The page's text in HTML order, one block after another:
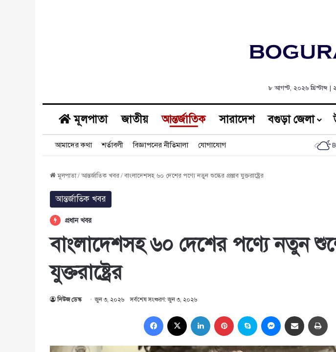
৮ আগস্ট, ২০২৬ খ্রিস্টাব্দ |
মূলপাতা জাতীয় আন্তর্জাতিক সারাদেশ বগুড়া জেলা
আমাদের কথা শর্তাবলী বিজ্ঞাপনের নীতিমালা যোগাযোগ
মূলপাতা/আন্তর্জাতিক খবর/বাংলাদেশসহ ৬০ দেশের পণ্যে নতুন শুল্কের প্রস্তাব যুক্তরাষ্ট্রের
আন্তর্জাতিক খবর
প্রধান খবর
বাংলাদেশসহ ৬০ দেশের পণ্যে নতুন
যুক্তরাষ্ট্রের
নিউজ ডেস্ক জুন ৩, ২০২৬ সর্বশেষ সংষ্করণ: জুন ৩, ২০২৬
Facebook LinkedIn Pinterest Skype MessengerShare via Email